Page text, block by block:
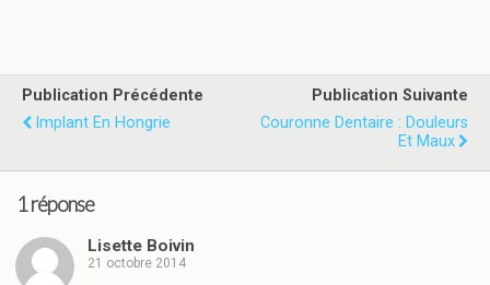
Publication Précédente
Implant En Hongrie
Publication Suivante
Couronne Dentaire : Douleurs
Et Maux
1 réponse
Lisette Boivin
21 octobre 2014